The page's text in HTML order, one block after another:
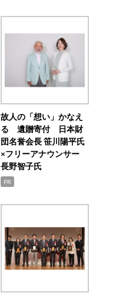
故人の「想い」かなえ
る 遺贈寄付 日本財
団名誉会長 笹川陽平氏
×フリーアナウンサー
長野智子氏
PR